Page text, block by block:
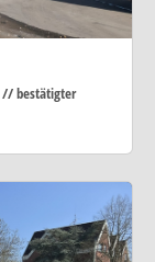
// bestätigter